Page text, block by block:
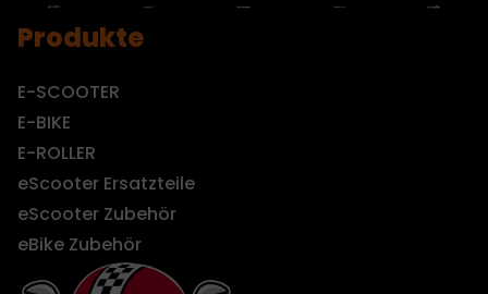
Produkte
E-SCOOTER
E-BIKE
E-ROLLER
eScooter Ersatzteile
eScooter Zubehör
eBike Zubehör